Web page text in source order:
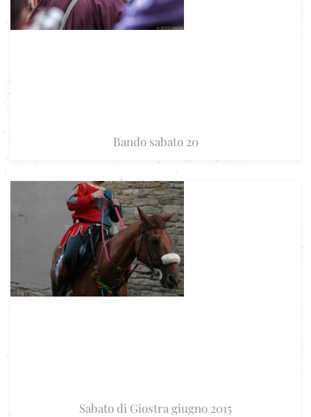
Bando sabato 20
Sabato di Giostra giugno 2015